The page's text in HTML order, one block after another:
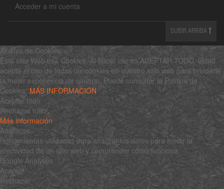
Acceder a mi cuenta
SUBIR ARRIBA
Ajustes de Cookies
Este sitio Web usa Cookies. Al hacer clic en ACEPTAR TODO, usted
acepta el uso de todas las cookies en nuestro sitio web para brindarle
la mejor experiencia de usuario. Puede consultar la Política de
Cookies: MÁS INFORMACIÓN
Aceptar todo
Rechazar todo
Más información
Analíticas
Herramientas utilizadas para analizar los datos para medir la
efectividad de un sitio web y comprender cómo funciona.
Google Analytics
Aceptar
Rechazar